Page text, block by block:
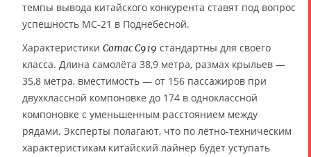
темпы вывода китайского конкурента ставят под вопрос
успешность MC-21 в Поднебесной.
Характеристики Comac C919 стандартны для своего
класса. Длина самолёта 38,9 метра, размах крыльев —
35,8 метра, вместимость — от 156 пассажиров при
двухклассной компоновке до 174 в одноклассной
компоновке с уменьшенным расстоянием между
рядами. Эксперты полагают, что по лётно-техническим
характеристикам китайский лайнер будет уступать